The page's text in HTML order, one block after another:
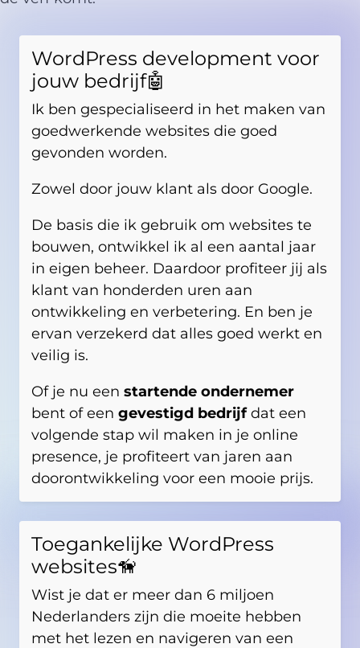
WordPress development voor
jouw bedrijf🤖
Ik ben gespecialiseerd in het maken van
goedwerkende websites die goed
gevonden worden.
Zowel door jouw klant als door Google.
De basis die ik gebruik om websites te
bouwen, ontwikkel ik al een aantal jaar
in eigen beheer. Daardoor profiteer jij als
klant van honderden uren aan
ontwikkeling en verbetering. En ben je
ervan verzekerd dat alles goed werkt en
veilig is.
Of je nu een startende ondernemer
bent of een gevestigd bedrijfdat een
volgende stap wil maken in je online
presence, je profiteert van jaren aan
doorontwikkeling voor een mooie prijs.
Toegankelijke WordPress
websites🦮
Wist je dat er meer dan 6 miljoen
Nederlanders zijn die moeite hebben
met het lezen en navigeren van een